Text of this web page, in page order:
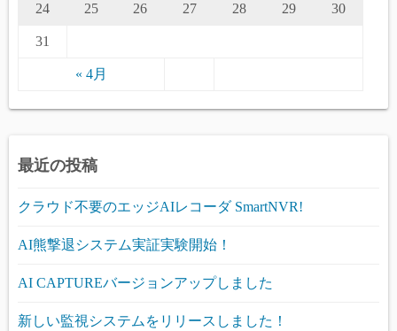
« 4月
24 25 26 27 28 29 30
31
最近の投稿
クラウド不要のエッジAIレコーダ SmartNVR!
AI熊撃退システム実証実験開始！
AI CAPTUREバージョンアップしました
新しい監視システムをリリースしました！